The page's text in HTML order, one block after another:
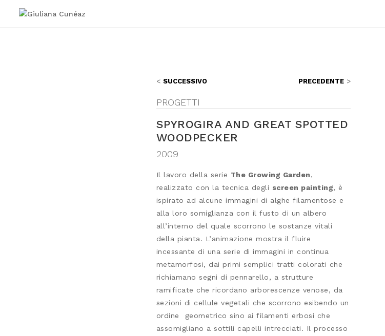
PRECEDENTE
SUCCESSIVO
PROGETTI
SPYROGIRA AND GREAT SPOTTED
WOODPECKER
2009
Il lavoro della serie The Growing Garden,
realizzato con la tecnica degli screen painting, è
ispirato ad alcune immagini di alghe filamentose e
alla loro somiglianza con il fusto di un albero
all’interno del quale scorrono le sostanze vitali
della pianta. L’animazione mostra il fluire
incessante di una serie di immagini in continua
metamorfosi, dai primi semplici tratti colorati che
richiamano segni di pennarello, a strutture
ramificate che ricordano arborescenze venose, da
sezioni di cellule vegetali che scorrono esibendo un
ordine geometrico sino ai filamenti erbosi che
assomigliano a sottili capelli intrecciati. Il processo